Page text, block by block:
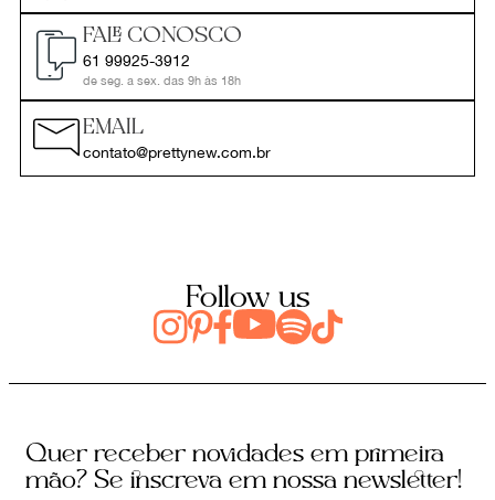
FALE CONOSCO
61 99925-3912
de seg. a sex. das 9h às 18h
EMAIL
contato@prettynew.com.br
Follow us
Quer receber novidades em primeira
mão? Se inscreva em nossa newsletter!